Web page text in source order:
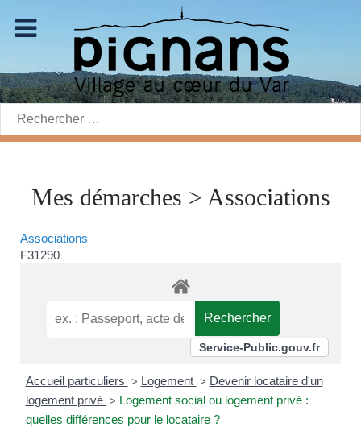
Rechercher:
Mes démarches > Associations
Associations
F31290
Service-Public.gouv.fr
Accueil particuliers > Logement > Devenir locataire d'un
logement privé > Logement social ou logement privé :
quelles différences pour le locataire ?